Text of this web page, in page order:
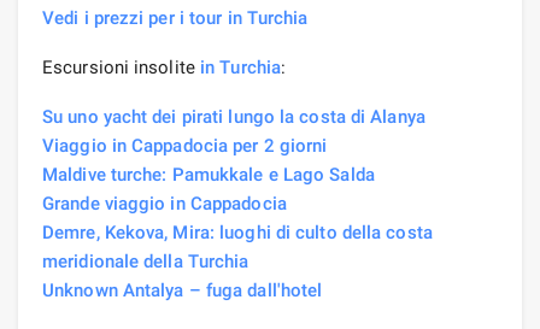
Vedi i prezzi per i tour in Turchia
Escursioni insolite in Turchia:
Su uno yacht dei pirati lungo la costa di Alanya
Viaggio in Cappadocia per 2 giorni
Maldive turche: Pamukkale e Lago Salda
Grande viaggio in Cappadocia
Demre, Kekova, Mira: luoghi di culto della costa
meridionale della Turchia
Unknown Antalya – fuga dall'hotel